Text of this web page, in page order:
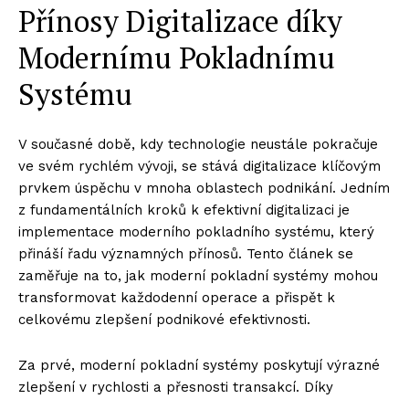
Přínosy Digitalizace díky
Modernímu Pokladnímu
Systému
V současné době, kdy technologie neustále pokračuje
ve svém rychlém vývoji, se stává digitalizace klíčovým
prvkem úspěchu v mnoha oblastech podnikání. Jedním
z fundamentálních kroků k efektivní digitalizaci je
implementace moderního pokladního systému, který
přináší řadu významných přínosů. Tento článek se
zaměřuje na to, jak moderní pokladní systémy mohou
transformovat každodenní operace a přispět k
celkovému zlepšení podnikové efektivnosti.
Za prvé, moderní pokladní systémy poskytují výrazné
zlepšení v rychlosti a přesnosti transakcí. Díky